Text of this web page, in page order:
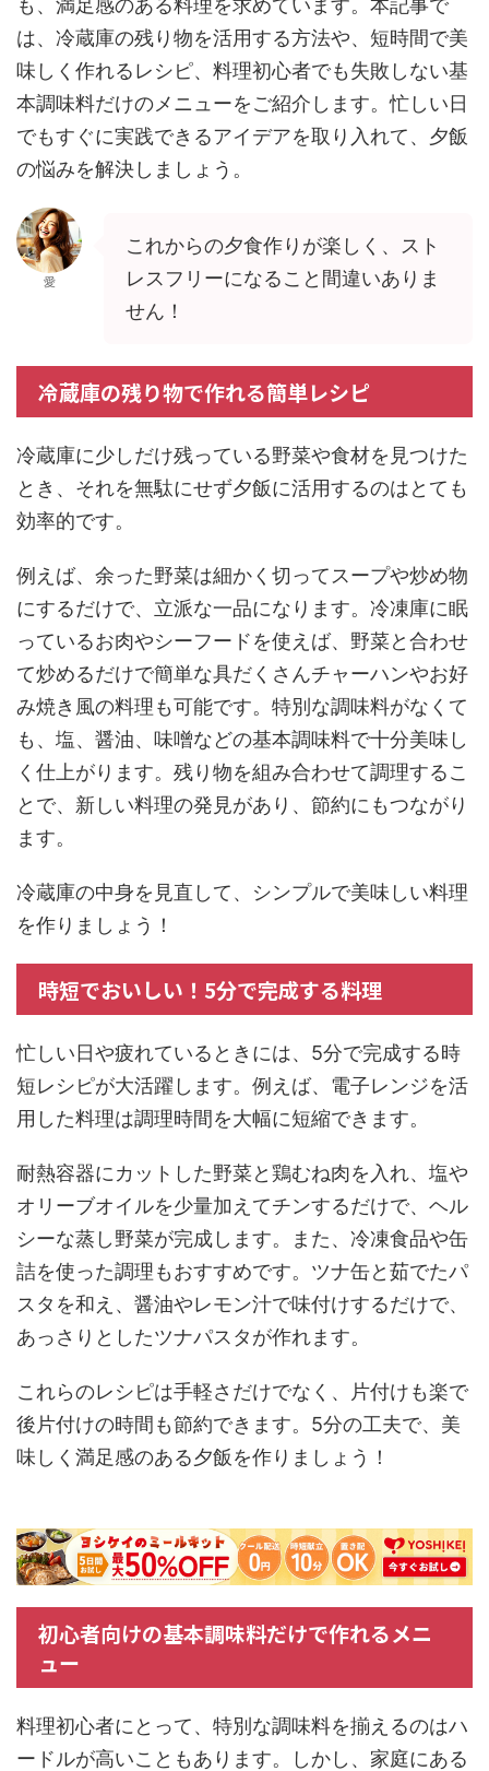
も、満足感のある料理を求めています。本記事で
は、冷蔵庫の残り物を活用する方法や、短時間で美
味しく作れるレシピ、料理初心者でも失敗しない基
本調味料だけのメニューをご紹介します。忙しい日
でもすぐに実践できるアイデアを取り入れて、夕飯
の悩みを解決しましょう。
愛
これからの夕食作りが楽しく、スト
レスフリーになること間違いありま
せん！
冷蔵庫の残り物で作れる簡単レシピ
冷蔵庫に少しだけ残っている野菜や食材を見つけた
とき、それを無駄にせず夕飯に活用するのはとても
効率的です。
例えば、余った野菜は細かく切ってスープや炒め物
にするだけで、立派な一品になります。冷凍庫に眠
っているお肉やシーフードを使えば、野菜と合わせ
て炒めるだけで簡単な具だくさんチャーハンやお好
み焼き風の料理も可能です。特別な調味料がなくて
も、塩、醤油、味噌などの基本調味料で十分美味し
く仕上がります。残り物を組み合わせて調理するこ
とで、新しい料理の発見があり、節約にもつながり
ます。
冷蔵庫の中身を見直して、シンプルで美味しい料理
を作りましょう！
時短でおいしい！5分で完成する料理
忙しい日や疲れているときには、5分で完成する時
短レシピが大活躍します。例えば、電子レンジを活
用した料理は調理時間を大幅に短縮できます。
耐熱容器にカットした野菜と鶏むね肉を入れ、塩や
オリーブオイルを少量加えてチンするだけで、ヘル
シーな蒸し野菜が完成します。また、冷凍食品や缶
詰を使った調理もおすすめです。ツナ缶と茹でたパ
スタを和え、醤油やレモン汁で味付けするだけで、
あっさりとしたツナパスタが作れます。
これらのレシピは手軽さだけでなく、片付けも楽で
後片付けの時間も節約できます。5分の工夫で、美
味しく満足感のある夕飯を作りましょう！
初心者向けの基本調味料だけで作れるメニ
ュー
料理初心者にとって、特別な調味料を揃えるのはハ
ードルが高いこともあります。しかし、家庭にある